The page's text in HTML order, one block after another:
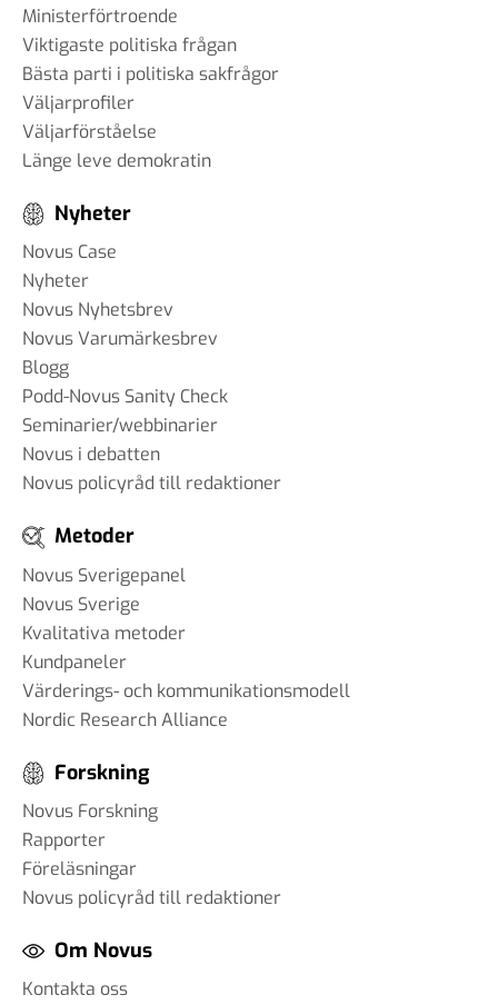
Ministerförtroende
Viktigaste politiska frågan
Bästa parti i politiska sakfrågor
Väljarprofiler
Väljarförståelse
Länge leve demokratin
Nyheter
Novus Case
Nyheter
Novus Nyhetsbrev
Novus Varumärkesbrev
Blogg
Podd-Novus Sanity Check
Seminarier/webbinarier
Novus i debatten
Novus policyråd till redaktioner
Metoder
Novus Sverigepanel
Novus Sverige
Kvalitativa metoder
Kundpaneler
Värderings- och kommunikationsmodell
Nordic Research Alliance
Forskning
Novus Forskning
Rapporter
Föreläsningar
Novus policyråd till redaktioner
Om Novus
Kontakta oss